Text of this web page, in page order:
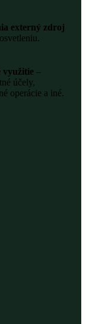
externý zdroj
využitie –
účely,
operácie a iné.